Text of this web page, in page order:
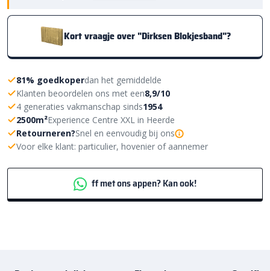
Kort vraagje over "Dirksen Blokjesband"?
81% goedkoperdan het gemiddelde
Klanten beoordelen ons met een8,9/10
4 generaties vakmanschap sinds1954
2500m²Experience Centre XXL in Heerde
Retourneren?Snel en eenvoudig bij ons
Voor elke klant: particulier, hovenier of aannemer
ff met ons appen? Kan ook!